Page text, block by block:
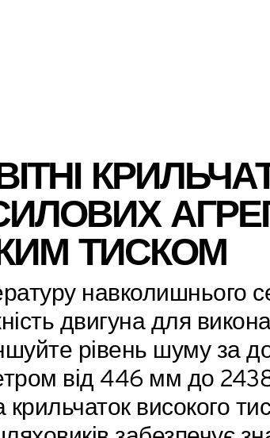
ТИСКОМ
навколишнього
двигуна для
рівень шуму за
від 446 мм до
високого